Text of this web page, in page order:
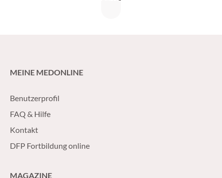
MEINE MEDONLINE
Benutzerprofil
FAQ & Hilfe
Kontakt
DFP Fortbildung online
MAGAZINE